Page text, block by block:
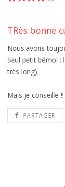
TRès bonne
Nous avons
Seul petit bémol :
très long).
Mais je conseille !!
PARTAGER